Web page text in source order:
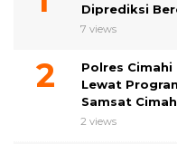
Diprediksi
7 views
Polres Cimahi
Lewat
Samsat
2 views